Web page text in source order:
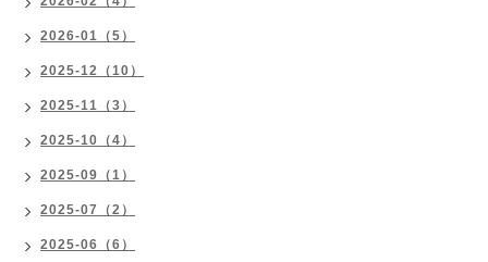
2026-01（5）
2025-12（10）
2025-11（3）
2025-10（4）
2025-09（1）
2025-07（2）
2025-06（6）